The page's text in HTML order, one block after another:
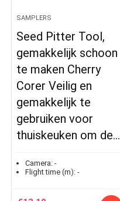
SAMPLERS
Seed Pitter Tool,
gemakkelijk schoon
te maken Cherry
Corer Veilig en
gemakkelijk te
gebruiken voor
thuiskeuken om de…
Camera: -
Flight time (m): -